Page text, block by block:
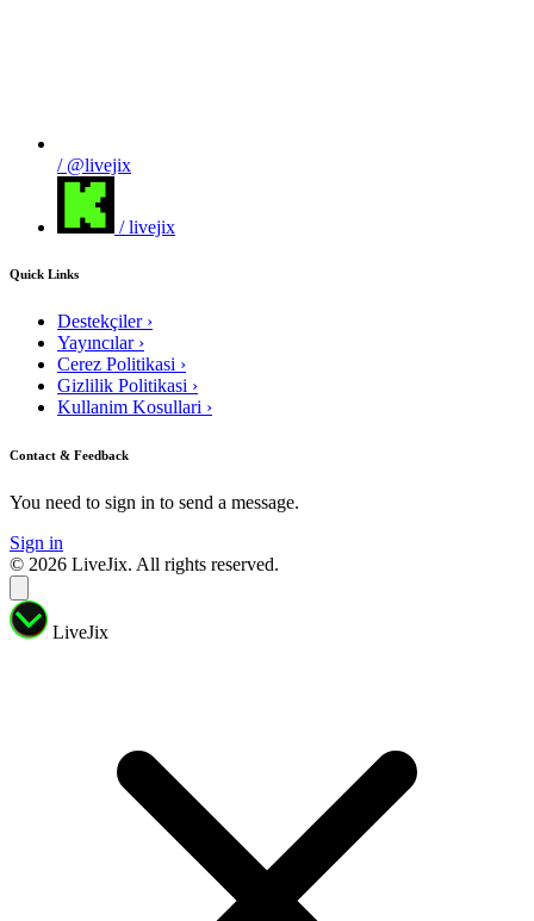
/ @livejix
/ livejix
Quick Links
Destekçiler ›
Yayıncılar ›
Cerez Politikasi ›
Gizlilik Politikasi ›
Kullanim Kosullari ›
Contact & Feedback
You need to sign in to send a message.
Sign in
© 2026 LiveJix. All rights reserved.
LiveJix